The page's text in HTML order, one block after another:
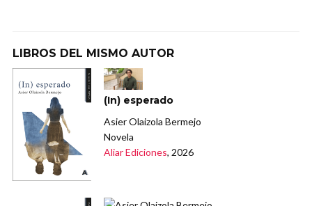
LIBROS DEL MISMO AUTOR
(In) esperado
Asier Olaizola Bermejo
Novela
Aliar Ediciones, 2026